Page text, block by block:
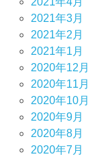
2021年3月
2021年2月
2021年1月
2020年12月
2020年11月
2020年10月
2020年9月
2020年8月
2020年7月